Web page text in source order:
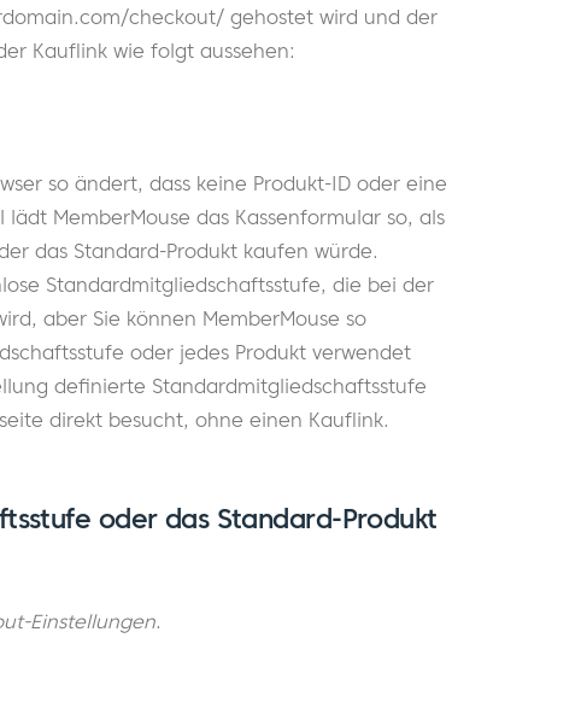
checkout/ gehostet wird und der
Kauflink wie folgt aussehen:
so ändert, dass keine Produkt-ID oder eine
MemberMouse das Kassenformular so, als
das Standard-Produkt kaufen würde.
Standardmitgliedschaftsstufe, die bei der
aber Sie können MemberMouse so
oder jedes Produkt verwendet
definierte Standardmitgliedschaftsstufe
direkt besucht, ohne einen Kauflink.
oder das Standard-Produkt
Einstellungen.